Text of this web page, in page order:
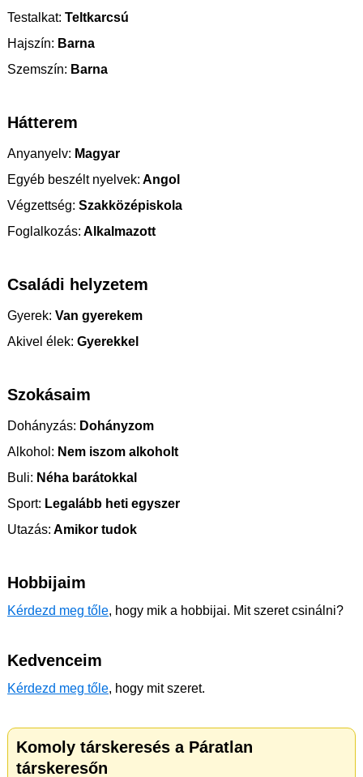
Testalkat: Teltkarcsú
Hajszín: Barna
Szemszín: Barna
Hátterem
Anyanyelv: Magyar
Egyéb beszélt nyelvek: Angol
Végzettség: Szakközépiskola
Foglalkozás: Alkalmazott
Családi helyzetem
Gyerek: Van gyerekem
Akivel élek: Gyerekkel
Szokásaim
Dohányzás: Dohányzom
Alkohol: Nem iszom alkoholt
Buli: Néha barátokkal
Sport: Legalább heti egyszer
Utazás: Amikor tudok
Hobbijaim
Kérdezd meg tőle, hogy mik a hobbijai. Mit szeret csinálni?
Kedvenceim
Kérdezd meg tőle, hogy mit szeret.
Komoly társkeresés a Páratlan
társkeresőn